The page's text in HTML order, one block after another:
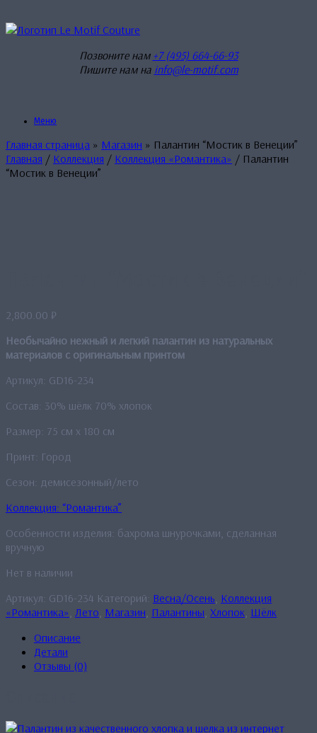
к
Позвоните нам +7 (495) 664-66-93
Пишите нам на info@le-motif.com
Меню
Главная страница » Магазин » Палантин “Мостик в Венеции”
Главная / Коллекция / Коллекция «Романтика» / Палантин
“Мостик в Венеции”
2,800.00 ₽
Необычайно нежный и легкий палантин из натуральных
материалов с оригинальным принтом
Артикул: GD16-234
Состав: 30% шёлк 70% хлопок
Размер: 75 см x 180 см
Принт: Город
Сезон: демисезонный/лето
Коллекция: “Романтика”
Особенности изделия: бахрома шнурочками, сделанная
вручную
Нет в наличии
Артикул: GD16-234 Категорий: Весна/Осень Коллекция
«Романтика» Лето Магазин Палантины Хлопок Шёлк
Описание
Детали
Отзывы (0)